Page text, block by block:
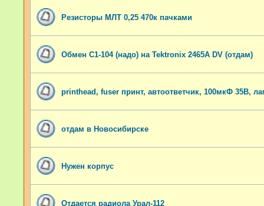
Резисторы МЛТ 0,25 470к пачками
Обмен С1-104 (надо) на Tektronix 2465A DV (отдам)
printhead, fuser принт, автоответчик, 100мкФ 35В,
отдам в Новосибирске
Нужен корпус
Отдается радиола Урал-112